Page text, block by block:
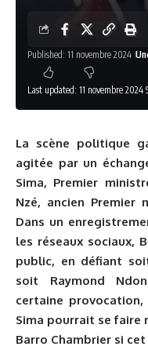
Last updated: 11 novembre 2024
Published: 11 novembre 2024
La scène politique
agitée par un
Sima, Premier
Nzé, ancien Premier
Dans un
les réseaux sociaux,
public, en défiant
soit Raymond
certaine
Sima pourrait se faire
Barro Chambrier si